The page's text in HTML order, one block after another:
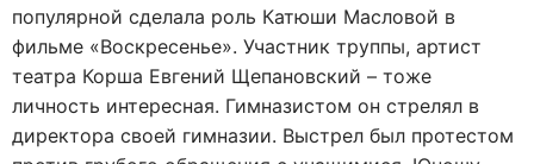
популярной сделала роль Катюши Масловой в
фильме «Воскресенье». Участник труппы, артист
театра Корша Евгений Щепановский – тоже
личность интересная. Гимназистом он стрелял в
директора своей гимназии. Выстрел был протестом